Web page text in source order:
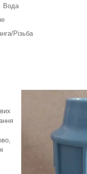
Вода
Різьба